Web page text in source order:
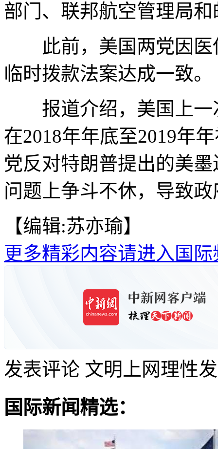
部门、联邦航空管理局
此前，美国两党因医
临时拨款法案达成一致。
报道介绍，美国上一
在2018年年底至2019年
党反对特朗普提出的美
问题上争斗不休，导致
【编辑:苏亦瑜】
更多精彩内容请进入国际
发表评论 文明上网理性
国际新闻精选：